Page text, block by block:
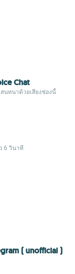
Chat
นทนาด้วยเสียงช่องนี้
6 วินาที
( unofficial )